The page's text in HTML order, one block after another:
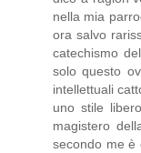
nella mia
ora salvo
catechismo
solo questo
intellettuali
uno stile
magistero
secondo me è